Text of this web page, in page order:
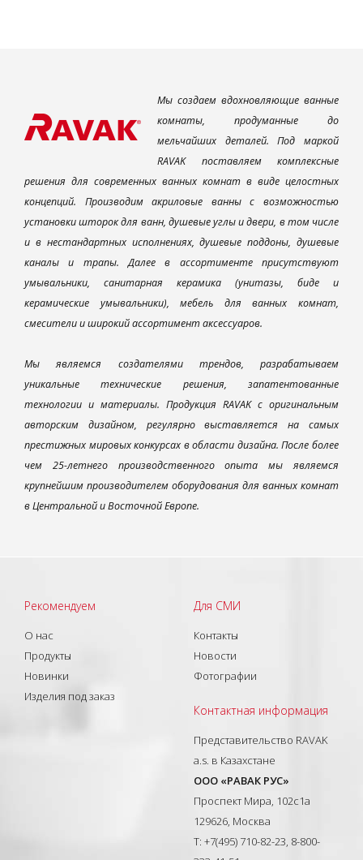
Мы создаем вдохновляющие ванные
комнаты, продуманные до
мельчайших деталей. Под маркой
RAVAK поставляем комплексные
решения для современных ванных комнат в виде целостных
концепций. Производим акриловые ванны с возможностью
установки шторок для ванн, душевые углы и двери, в том числе
и в нестандартных исполнениях, душевые поддоны, душевые
каналы и трапы. Далее в ассортименте присутствуют
умывальники, санитарная керамика (унитазы, биде и
керамические умывальники), мебель для ванных комнат,
смесители и широкий ассортимент аксессуаров.
Мы являемся создателями трендов, разрабатываем
уникальные технические решения, запатентованные
технологии и материалы. Продукция RAVAK с оригинальным
авторским дизайном, регулярно выставляется на самых
престижных мировых конкурсах в области дизайна. После более
чем 25-летнего производственного опыта мы являемся
крупнейшим производителем оборудования для ванных комнат
в Центральной и Восточной Европе.
Рекомендуем
О нас
Продукты
Новинки
Изделия под заказ
Для СМИ
Контакты
Новости
Фотографии
Контактная информация
Представительство RAVAK
a.s. в Казахстане
ООО «РАВАК РУС»
Проспект Мира, 102с1а
129626, Москва
T: +7(495) 710-82-23, 8-800-